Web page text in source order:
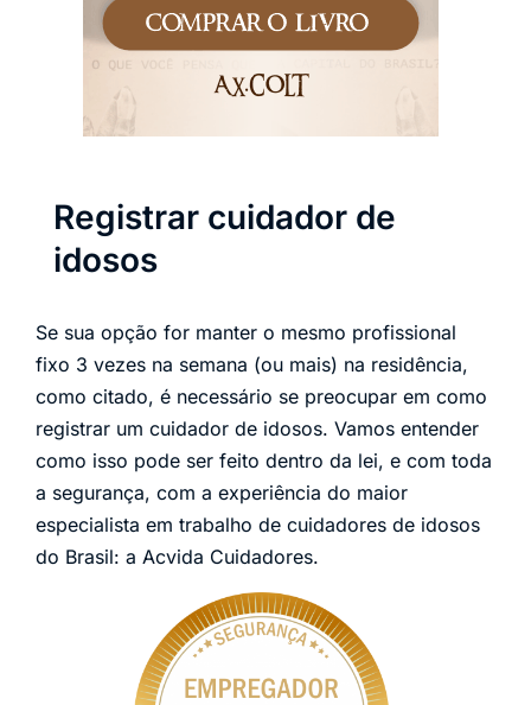
Registrar cuidador de
idosos
Se sua opção for manter o mesmo profissional
fixo 3 vezes na semana (ou mais) na residência,
como citado, é necessário se preocupar em como
registrar um cuidador de idosos. Vamos entender
como isso pode ser feito dentro da lei, e com toda
a segurança, com a experiência do maior
especialista em trabalho de cuidadores de idosos
do Brasil: a Acvida Cuidadores.